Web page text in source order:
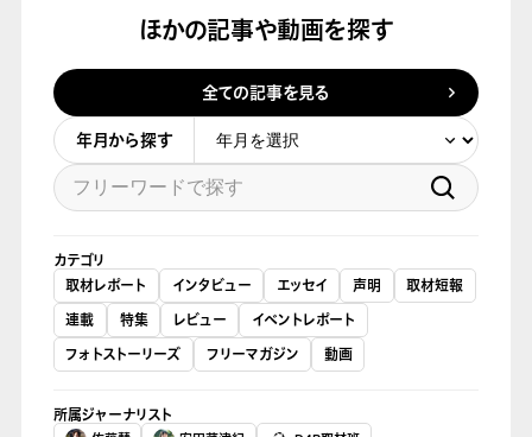
ほかの記事や動画を探す
全ての記事を見る
年月から探す
カテゴリ
取材レポート
インタビュー エッセイ 声明
取材短報
連載
特集 レビュー
イベントレポート
フォトストーリーズ
フリーマガジン 動画
所属ジャーナリスト